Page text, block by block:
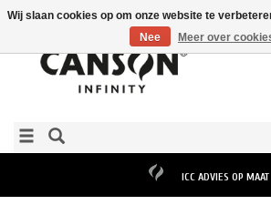
ICC ADVIES OP MAAT
Wij slaan cookies op om onze website te
Nee
Meer over